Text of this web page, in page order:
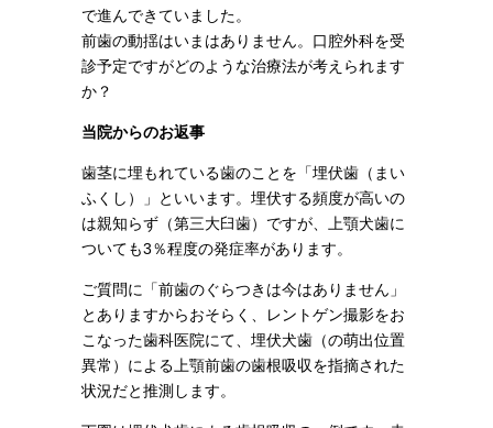
で進んできていました。
前歯の動揺はいまはありません。口腔外科を受
診予定ですがどのような治療法が考えられます
か？
当院からのお返事
歯茎に埋もれている歯のことを「埋伏歯（まい
ふくし）」といいます。埋伏する頻度が高いの
は親知らず（第三大臼歯）ですが、上顎犬歯に
ついても3％程度の発症率があります。
ご質問に「前歯のぐらつきは今はありません」
とありますからおそらく、レントゲン撮影をお
こなった歯科医院にて、埋伏犬歯（の萌出位置
異常）による上顎前歯の歯根吸収を指摘された
状況だと推測します。